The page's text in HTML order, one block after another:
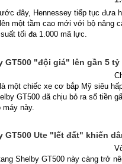
đây, Hennessey tiếp tục đưa
một tầm cao mới với bộ nâng
tối đa 1.000 mã lực.
GT500 "đội giá" lên gần 5
một chiếc xe cơ bắp Mỹ siêu
GT500 đã chịu bỏ ra số tiền
này.
GT500 Ute "lết đất" khiến
Shelby GT500 này càng trở